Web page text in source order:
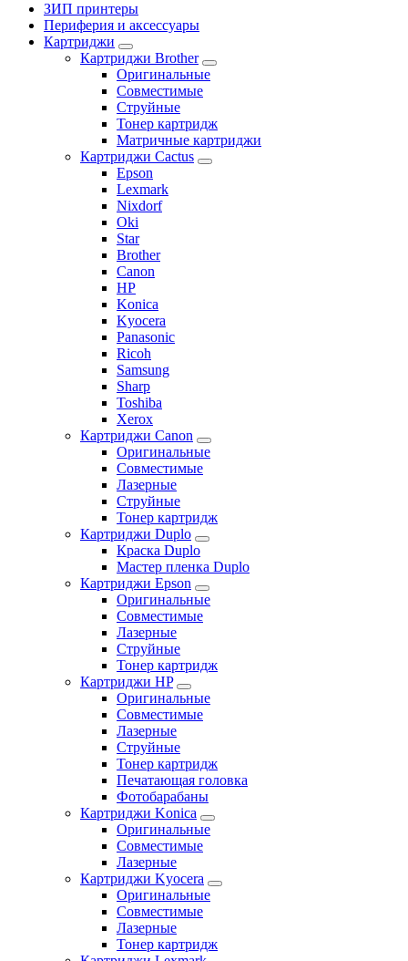
ЗИП принтеры
Периферия и аксессуары
Картриджи
Картриджи Brother
Оригинальные
Совместимые
Струйные
Тонер картридж
Матричные картриджи
Картриджи Cactus
Epson
Lexmark
Nixdorf
Oki
Star
Brother
Canon
HP
Konica
Kyocera
Panasonic
Ricoh
Samsung
Sharp
Toshiba
Xerox
Картриджи Canon
Оригинальные
Совместимые
Лазерные
Струйные
Тонер картридж
Картриджи Duplo
Краска Duplo
Мастер пленка Duplo
Картриджи Epson
Оригинальные
Совместимые
Лазерные
Струйные
Тонер картридж
Картриджи HP
Оригинальные
Совместимые
Лазерные
Струйные
Тонер картридж
Печатающая головка
Фотобарабаны
Картриджи Konica
Оригинальные
Совместимые
Лазерные
Картриджи Kyocera
Оригинальные
Совместимые
Лазерные
Тонер картридж